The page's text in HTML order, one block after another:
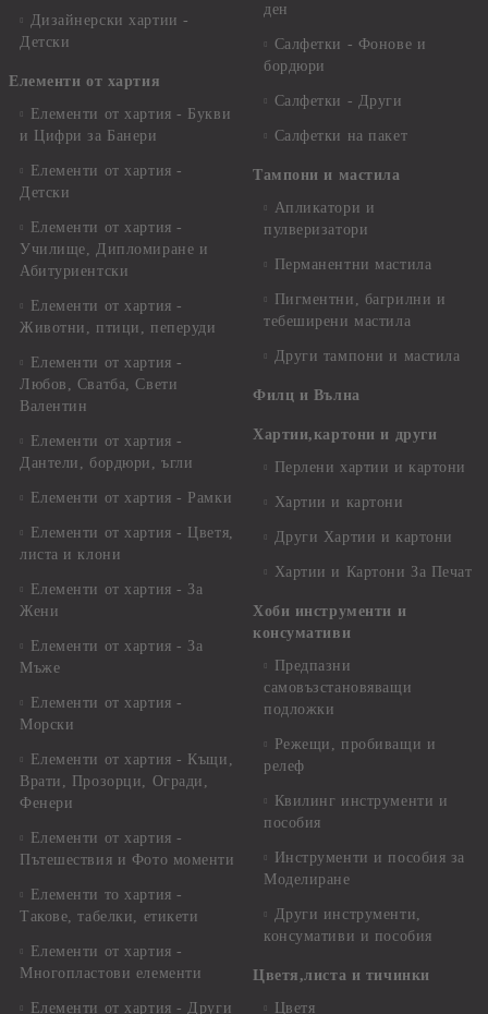
Дизайнерски хартии -
Детски
Елементи от хартия
Елементи от хартия - Букви
и Цифри за Банери
Елементи от хартия -
Детски
Елементи от хартия -
Училище, Дипломиране и
Абитуриентски
Елементи от хартия -
Животни, птици, пеперуди
Елементи от хартия -
Любов, Сватба, Свети
Валентин
Елементи от хартия -
Дантели, бордюри, ъгли
Елементи от хартия - Рамки
Елементи от хартия - Цветя,
листа и клони
Елементи от хартия - За
Жени
Елементи от хартия - За
Мъже
Елементи от хартия -
Морски
Елементи от хартия - Къщи,
Врати, Прозорци, Огради,
Фенери
Елементи от хартия -
Пътешествия и Фото моменти
Елементи то хартия -
Такове, табелки, етикети
Елементи от хартия -
Многопластови елементи
Елементи от хартия - Други
ден
Салфетки - Фонове и
бордюри
Салфетки - Други
Салфетки на пакет
Тампони и мастила
Апликатори и
пулверизатори
Перманентни мастила
Пигментни, багрилни и
тебеширени мастила
Други тампони и мастила
Филц и Вълна
Хартии,картони и други
Перлени хартии и картони
Хартии и картони
Други Хартии и картони
Хартии и Картони За Печат
Хоби инструменти и
консумативи
Предпазни
самовъзстановяващи
подложки
Режещи, пробиващи и
релеф
Квилинг инструменти и
пособия
Инструменти и пособия за
Моделиране
Други инструменти,
консумативи и пособия
Цветя,листа и тичинки
Цветя